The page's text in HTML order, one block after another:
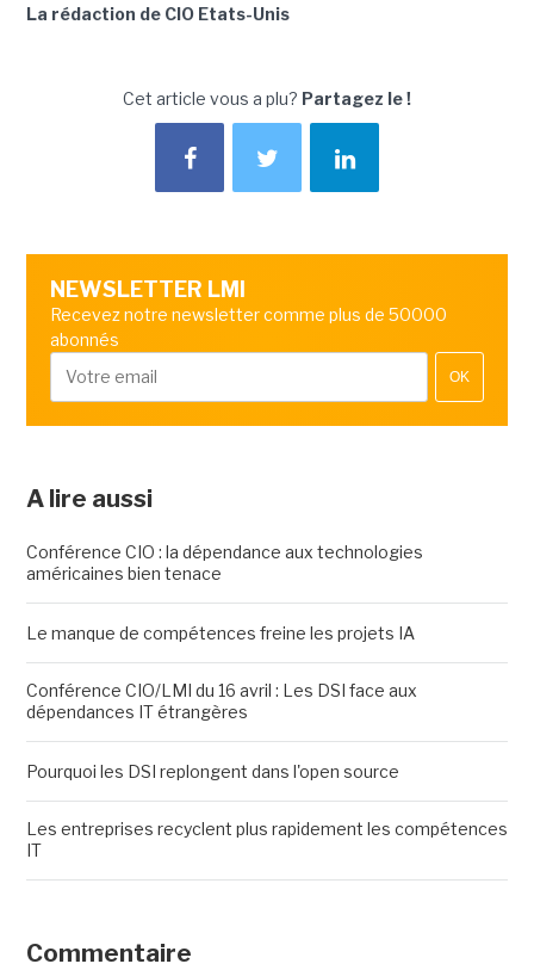
La rédaction de CIO Etats-Unis
Cet article vous a plu? Partagez le !
NEWSLETTER LMI
Recevez notre newsletter comme plus de 50000
abonnés
OK
A lire aussi
Conférence CIO : la dépendance aux technologies
américaines bien tenace
Le manque de compétences freine les projets IA
Conférence CIO/LMI du 16 avril : Les DSI face aux
dépendances IT étrangères
Pourquoi les DSI replongent dans l'open source
Les entreprises recyclent plus rapidement les compétences
IT
Commentaire